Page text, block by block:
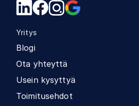
Yritys
Blogi
Ota yhteyttä
Usein kysyttyä
Toimitusehdot